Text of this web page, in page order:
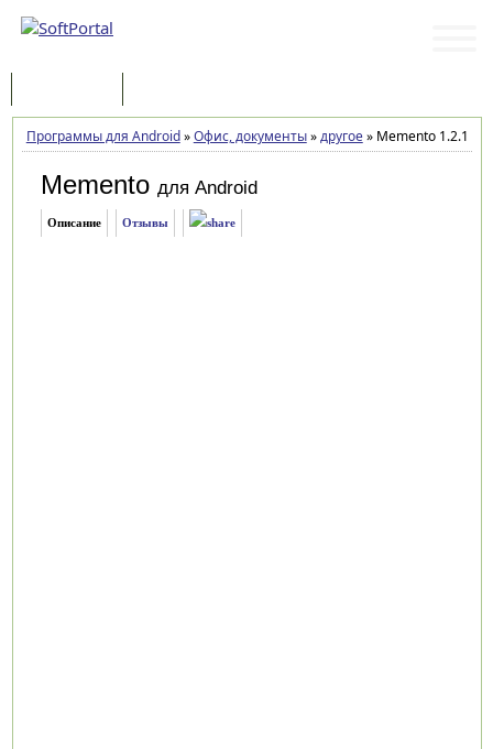
Программы для Android»Офис, документы»другое»Memento 1.2.1
Memento для Android
Описание Отзывы